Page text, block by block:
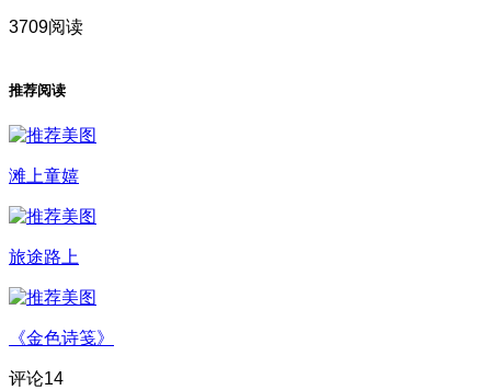
3709阅读
推荐阅读
滩上童嬉
旅途路上
《金色诗笺》
评论14